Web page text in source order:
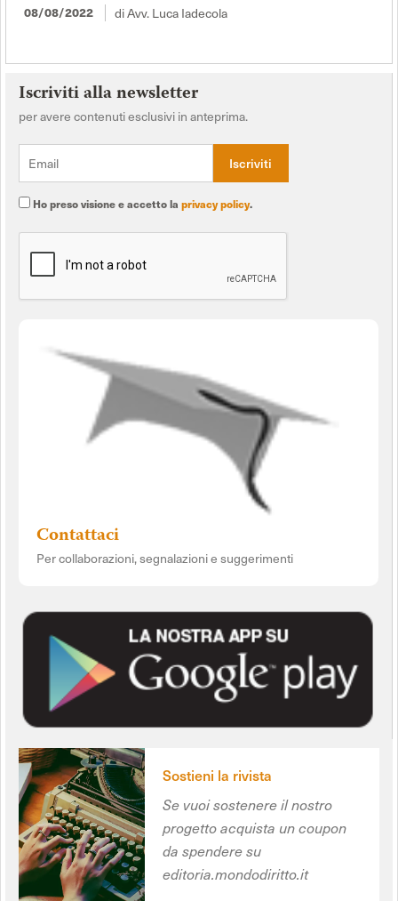
08/08/2022 di Avv. Luca Iadecola
Iscriviti alla newsletter
per avere contenuti esclusivi in anteprima.
Ho preso visione e accetto la privacy policy.
Contattaci
Per collaborazioni, segnalazioni e suggerimenti
Sostieni la rivista
Se vuoi sostenere il nostro
progetto acquista un coupon
da spendere su
editoria.mondodiritto.it